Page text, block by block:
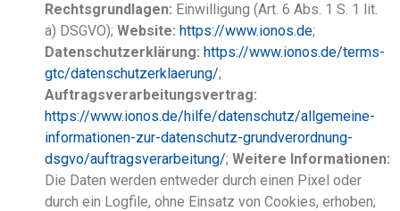
Rechtsgrundlagen: Einwilligung (Art. 6 Abs. 1 S. 1 lit.
a) DSGVO); Website: https://www.ionos.de;
Datenschutzerklärung: https://www.ionos.de/terms-
gtc/datenschutzerklaerung/;
Auftragsverarbeitungsvertrag:
https://www.ionos.de/hilfe/datenschutz/allgemeine-
informationen-zur-datenschutz-grundverordnung-
dsgvo/auftragsverarbeitung/; Weitere Informationen:
Die Daten werden entweder durch einen Pixel oder
durch ein Logfile, ohne Einsatz von Cookies, erhoben;